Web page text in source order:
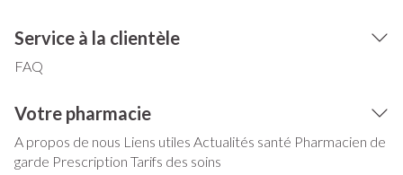
Service à la clientèle
FAQ
Votre pharmacie
A propos de nous Liens utiles Actualités santé Pharmacien de
garde Prescription Tarifs des soins